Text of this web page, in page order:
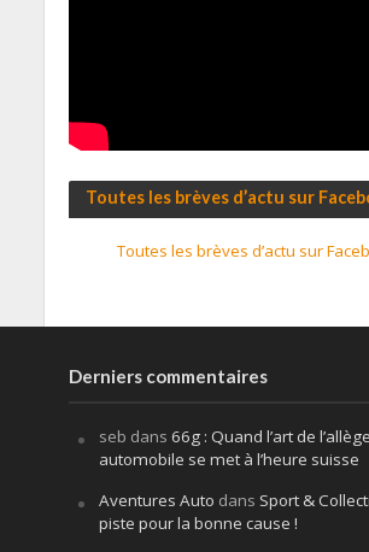
Toutes les brèves d’actu sur
Toutes les brèves d’actu sur
Derniers commentaires
seb dans 66g : Quand l’art de
automobile se met à l’heure suisse
Aventures Auto dans Sport &
piste pour la bonne cause !